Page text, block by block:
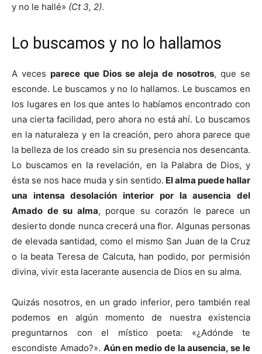
y no le hallé» (Ct 3, 2).
Lo buscamos y no lo hallamos
A veces parece que Dios se aleja de nosotros, que se
esconde. Le buscamos y no lo hallamos. Le buscamos en
los lugares en los que antes lo habíamos encontrado con
una cierta facilidad, pero ahora no está ahí. Lo buscamos
en la naturaleza y en la creación, pero ahora parece que
la belleza de los creado sin su presencia nos desencanta.
Lo buscamos en la revelación, en la Palabra de Dios, y
ésta se nos hace muda y sin sentido. El alma puede hallar
una intensa desolación interior por la ausencia del
Amado de su alma, porque su corazón le parece un
desierto donde nunca crecerá una flor. Algunas personas
de elevada santidad, como el mismo San Juan de la Cruz
o la beata Teresa de Calcuta, han podido, por permisión
divina, vivir esta lacerante ausencia de Dios en su alma.
Quizás nosotros, en un grado inferior, pero también real
podemos en algún momento de nuestra existencia
preguntarnos con el místico poeta: «¿Adónde te
escondiste Amado?». Aún en medio de la ausencia, se le